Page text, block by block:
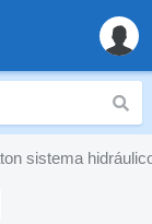
sistema